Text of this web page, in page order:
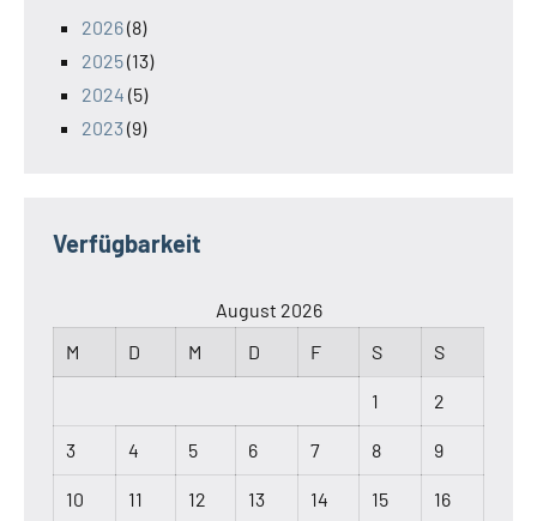
2026(8)
2025(13)
2024 (5)
2023(9)
Verfügbarkeit
August 2026
M
D M D F S S
1 2
3 4 5 6 7 8 9
10 11 12 13 14 15 16